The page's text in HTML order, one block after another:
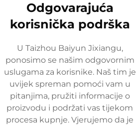
Odgovarajuća
korisnička podrška
U Taizhou Baiyun Jixiangu,
ponosimo se našim odgovornim
uslugama za korisnike. Naš tim je
uvijek spreman pomoći vam u
pitanjima, pružiti informacije o
proizvodu i podržati vas tijekom
procesa kupnje. Vjerujemo da je